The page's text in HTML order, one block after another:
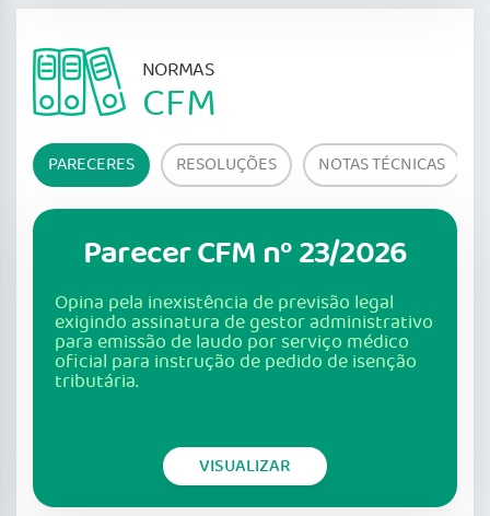
NORMAS
CFM
PARECERES RESOLUÇÕES NOTAS TÉCNICAS
Parecer CFM nº 23/2026
Opina pela inexistência de previsão legal
exigindo assinatura de gestor administrativo
para emissão de laudo por serviço médico
oficial para instrução de pedido de isenção
tributária.
VISUALIZAR